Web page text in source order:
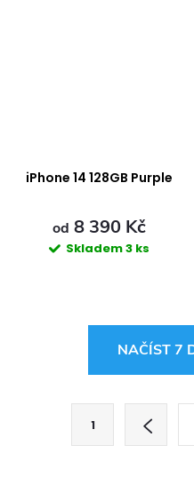
iPhone 14 128GB Purple
od 8 390 Kč
Skladem3 ks
NAČÍST 7
1